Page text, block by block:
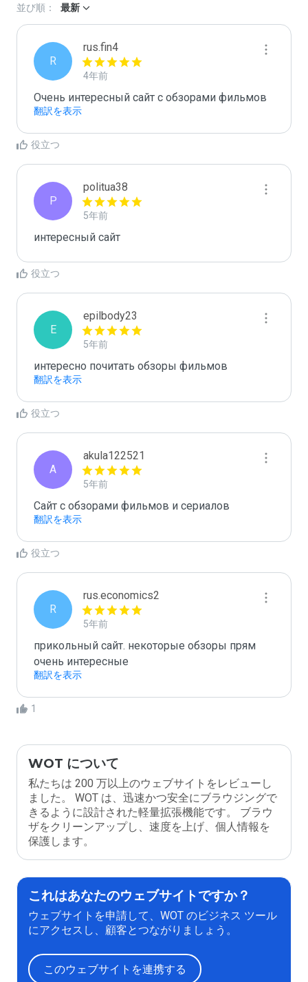
並び順： 最新
R
rus.fin4
4年前
Очень интересный сайт с обзорами фильмов
翻訳を表示
役立つ
P
politua38
5年前
интересный сайт
役立つ
E
epilbody23
5年前
интересно почитать обзоры фильмов
翻訳を表示
役立つ
A
akula122521
5年前
Сайт с обзорами фильмов и сериалов
翻訳を表示
役立つ
R
rus.economics2
5年前
прикольный сайт. некоторые обзоры прям
очень интересные
翻訳を表示
1
WOT について
私たちは 200 万以上のウェブサイトをレビューし
ました。 WOT は、迅速かつ安全にブラウジングで
きるように設計された軽量拡張機能です。 ブラウ
ザをクリーンアップし、速度を上げ、個人情報を
保護します。
これはあなたのウェブサイトですか？
ウェブサイトを申請して、WOT のビジネス ツール
にアクセスし、顧客とつながりましょう。
このウェブサイトを連携する